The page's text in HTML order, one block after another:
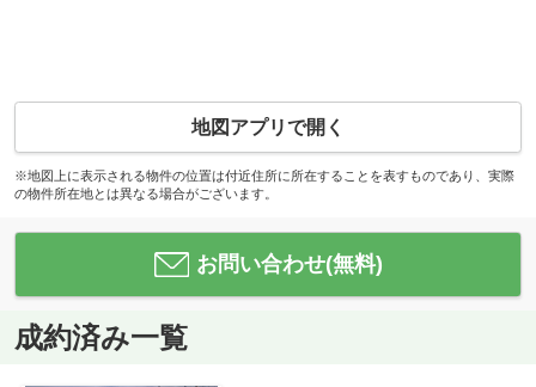
地図アプリで開く
※地図上に表示される物件の位置は付近住所に所在することを表すものであり、実際
の物件所在地とは異なる場合がございます。
お問い合わせ(無料)
成約済み一覧